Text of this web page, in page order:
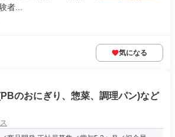
者...
気になる
のおにぎり、惣菜、調理パン)など